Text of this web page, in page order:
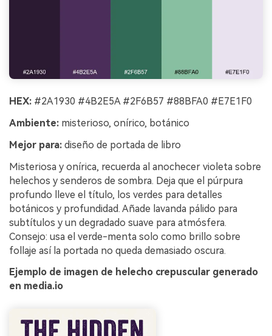
HEX: #2A1930 #4B2E5A #2F6B57 #88BFA0 #E7E1F0
Ambiente: misterioso, onírico, botánico
Mejor para: diseño de portada de libro
Misteriosa y onírica, recuerda al anochecer violeta sobre
helechos y senderos de sombra. Deja que el púrpura
profundo lleve el título, los verdes para detalles
botánicos y profundidad. Añade lavanda pálido para
subtítulos y un degradado suave para atmósfera.
Consejo: usa el verde-menta solo como brillo sobre
follaje así la portada no queda demasiado oscura.
Ejemplo de imagen de helecho crepuscular generado
en media.io